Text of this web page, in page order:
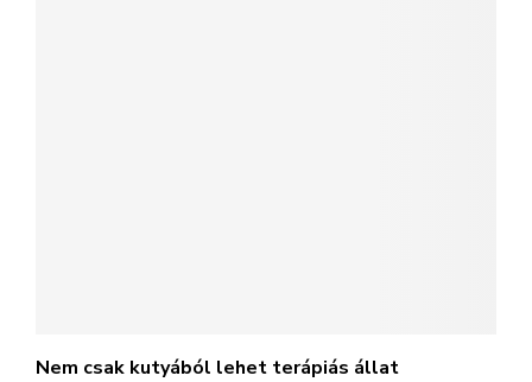
Nem csak kutyából lehet terápiás állat